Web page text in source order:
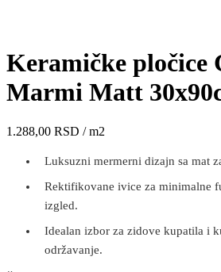
Keramičke pločice
Marmi Matt
1.288,00 RSD / m2
Luksuzni mermerni dizajn sa mat
Rektifikovane ivice za minimalne
izgled.
Idealan izbor za zidove kupatila i
održavanje.